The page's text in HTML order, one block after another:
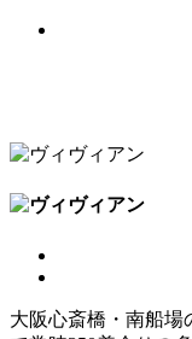
大阪心斎橋・南船場